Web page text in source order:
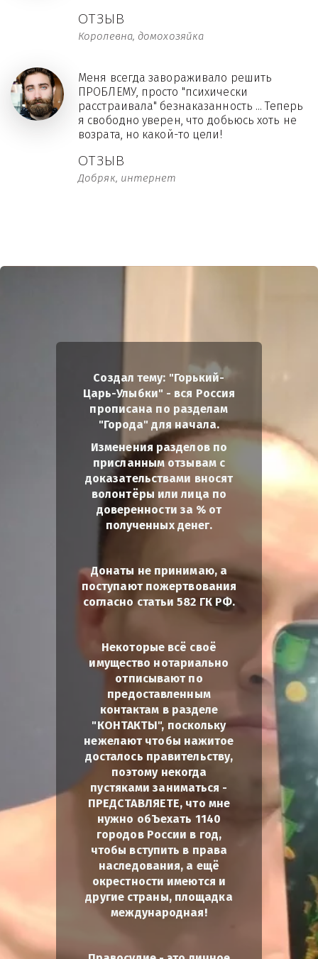
ОТЗЫВ
Королевна, домохозяйка
ОТЗЫВ
Добряк, интернет
Меня всегда завораживало решить
ПРОБЛЕМУ, просто "психически
расстраивала" безнаказанность ... Теперь
я свободно уверен, что добьюсь хоть не
возрата, но какой-то цели!
Создал тему: "Горький-
Царь-Улыбки" - вся Россия
прописана по разделам
"Города" для начала.
Изменения разделов по
присланным отзывам с
доказательствами вносят
волонтёры или лица по
доверенности за % от
полученных денег.
Донаты не принимаю, а
поступают пожертвования
согласно статьи 582 ГК РФ.
Некоторые всё своё
имущество нотариально
отписывают по
предоставленным
контактам в разделе
"КОНТАКТЫ", поскольку
нежелают чтобы нажитое
досталось правительству,
поэтому некогда
пустяками заниматься -
ПРЕДСТАВЛЯЕТЕ, что мне
нужно обЪехать 1140
городов России в год,
чтобы вступить в права
наследования, а ещё
окрестности имеются и
другие страны, площадка
международная!